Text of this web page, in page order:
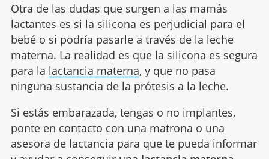
Otra de las dudas que surgen a las mamás
lactantes es si la silicona es perjudicial para el
bebé o si podría pasarle a través de la leche
materna. La realidad es que la silicona es segura
para la lactancia materna, y que no pasa
ninguna sustancia de la prótesis a la leche.
Si estás embarazada, tengas o no implantes,
ponte en contacto con una matrona o una
asesora de lactancia para que te pueda informar